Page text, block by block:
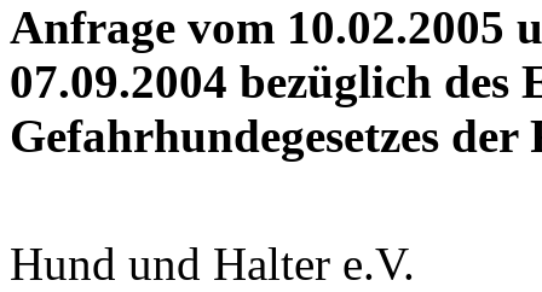
Anfrage vom 10.02.2005
07.09.2004 bezüglich des
Gefahrhundegesetzes
Hund und Halter e.V.